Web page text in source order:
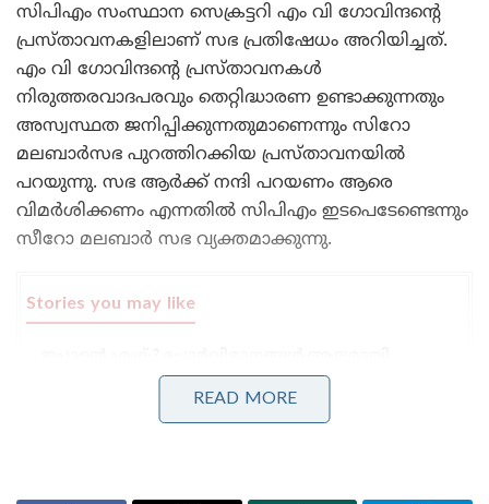
സിപിഎം സംസ്ഥാന സെക്രട്ടറി എം വി ഗോവിന്ദന്റെ
പ്രസ്താവനകളിലാണ് സഭ പ്രതിഷേധം അറിയിച്ചത്.
എം വി ഗോവിന്ദന്റെ പ്രസ്താവനകൾ
നിരുത്തരവാദപരവും തെറ്റിദ്ധാരണ ഉണ്ടാക്കുന്നതും
അസ്വസ്ഥത ജനിപ്പിക്കുന്നതുമാണെന്നും സിറോ
മലബാര്‍സഭ പുറത്തിറക്കിയ പ്രസ്താവനയില്‍
പറയുന്നു. സഭ ആർക്ക് നന്ദി പറയണം ആരെ
വിമർശിക്കണം എന്നതില്‍ സിപിഎം ഇടപെടേണ്ടെന്നും
സീറോ മലബാർ സഭ വ്യക്തമാക്കുന്നു.
Stories you may like
ഇന്ത്യയിലേക്ക് ; ഇന്തോ-പസഫിക്കിൽ പ്രതിരോധ
സഹകരണം ശക്തമാക്കാൻ തീരുമാനം
തീവ്രവാദ പ്രചാരണത്തിനെതിരെ ശക്തമായ
READ MORE